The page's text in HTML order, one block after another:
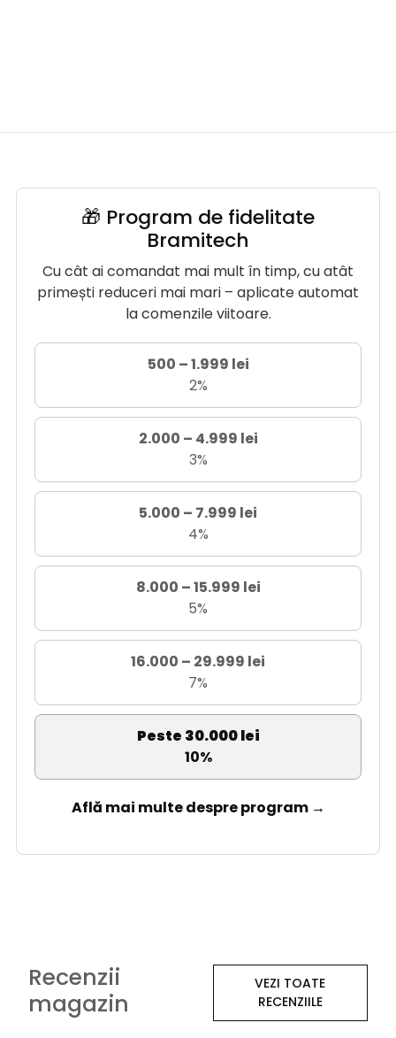
🎁 Program de fidelitate
Bramitech
Cu cât ai comandat mai mult în timp, cu atât
primești reduceri mai mari – aplicate automat
la comenzile viitoare.
500 – 1.999 lei
2%
2.000 – 4.999 lei
3%
5.000 – 7.999 lei
4%
8.000 – 15.999 lei
5%
16.000 – 29.999 lei
7%
Peste 30.000 lei
10%
Află mai multe despre program →
Recenzii
magazin
VEZI TOATE
RECENZIILE